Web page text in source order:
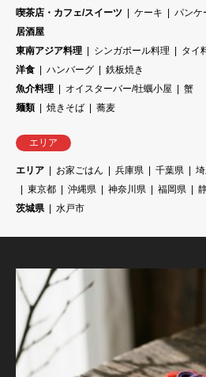
喫茶店・カフェ/スイーツ
ケーキ
パンケ
居酒屋
東南アジア料理
シンガポール料理
タイ
洋食
ハンバーグ
鉄板焼き
魚介料理
オイスターバー/牡蠣小屋
蟹
麺類
焼きそば 蕎麦
エリア
エリア お家ごはん 兵庫県 千葉県
東京都
沖縄県 神奈川県 福岡県
茨城県
水戸市